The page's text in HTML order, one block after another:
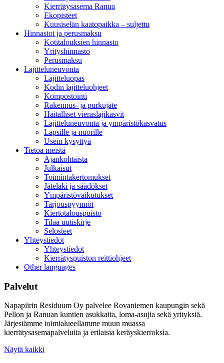
Kierrätysasema Ranua
Ekopisteet
Kuusiselän kaatopaikka – suljettu
Hinnastot ja perusmaksu
Kotitalouksien hinnasto
Yrityshinnasto
Perusmaksu
Lajitteluneuvonta
Lajitteluopas
Kodin lajitteluohjeet
Kompostointi
Rakennus- ja purkujäte
Haitalliset vieraslajikasvit
Lajitteluneuvonta ja ympäristökasvatus
Lapsille ja nuorille
Usein kysyttyä
Tietoa meistä
Ajankohtaista
Julkaisut
Toimintakertomukset
Jätelaki ja säädökset
Ympäristövaikutukset
Tarjouspyynnöt
Kiertotalouspuisto
Tilaa uutiskirje
Selosteet
Yhteystiedot
Yhteystiedot
Kierrätyspuiston reittiohjeet
Other languages
Palvelut
Napapiirin Residuum Oy palvelee Rovaniemen kaupungin sekä
Pellon ja Ranuan kuntien asukkaita, loma-asujia sekä yrityksiä.
Järjestämme toimialueellamme muun muassa
kierrätysasemapalveluita ja erilaisia keräyskierroksia.
Näytä kaikki